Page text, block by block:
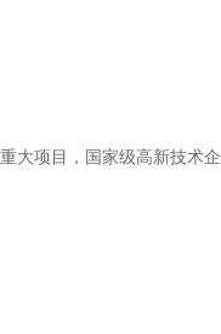
目，国家级高新技术企